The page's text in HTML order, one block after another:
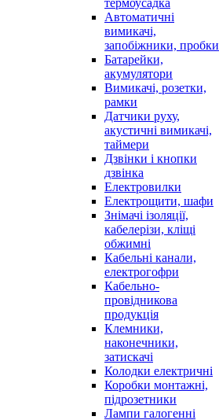
термоусадка
Автоматичні
вимикачі,
запобіжники, пробки
Батарейки,
акумулятори
Вимикачі, розетки,
рамки
Датчики руху,
акустичні вимикачі,
таймери
Дзвінки і кнопки
дзвінка
Електровилки
Електрощити, шафи
Знімачі ізоляції,
кабелерізи, кліщі
обжимні
Кабельні канали,
електрогофри
Кабельно-
провідникова
продукція
Клемники,
наконечники,
затискачі
Колодки електричні
Коробки монтажні,
підрозетники
Лампи галогенні